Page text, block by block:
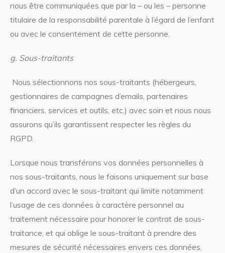
nous être communiquées que par la – ou les – personne
titulaire de la responsabilité parentale à l’égard de l’enfant
ou avec le consentement de cette personne.
g. Sous-traitants
Nous sélectionnons nos sous-traitants (hébergeurs,
gestionnaires de campagnes d’emails, partenaires
financiers, services et outils, etc.) avec soin et nous nous
assurons qu’ils garantissent respecter les règles du
RGPD.
Lorsque nous transférons vos données personnelles à
nos sous-traitants, nous le faisons uniquement sur base
d’un accord avec le sous-traitant qui limite notamment
l’usage de ces données à caractère personnel au
traitement nécessaire pour honorer le contrat de sous-
traitance, et qui oblige le sous-traitant à prendre des
mesures de sécurité nécessaires envers ces données.